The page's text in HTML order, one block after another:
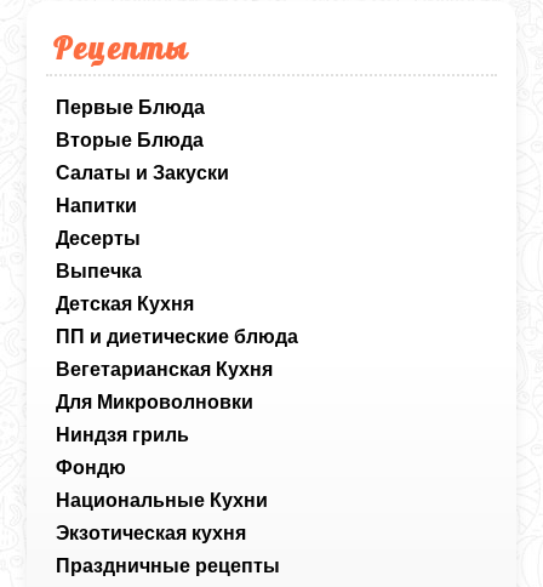
Рецепты
Первые Блюда
Вторые Блюда
Салаты и Закуски
Напитки
Десерты
Выпечка
Детская Кухня
ПП и диетические блюда
Вегетарианская Кухня
Для Микроволновки
Ниндзя гриль
Фондю
Национальные Кухни
Экзотическая кухня
Праздничные рецепты